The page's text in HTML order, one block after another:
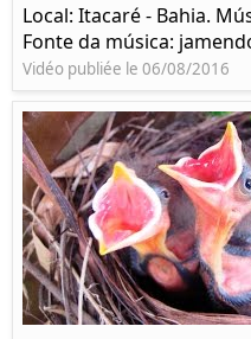
Local: Itacaré - Bahia.
Fonte da música:
Vidéo publiée le 06/08/2016